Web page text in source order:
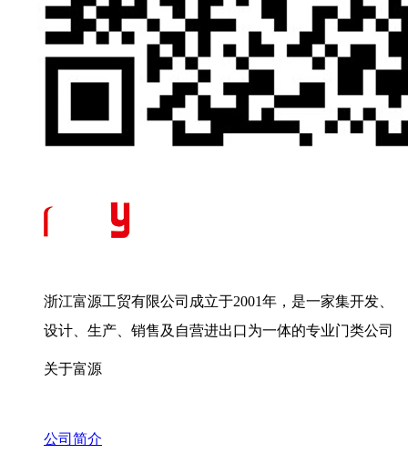
浙江富源工贸有限公司成立于2001年，是一家集开发、
设计、生产、销售及自营进出口为一体的专业门类公司
关于富源
公司简介